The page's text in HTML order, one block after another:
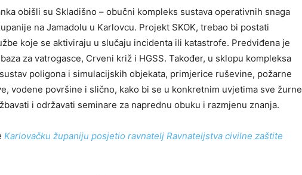
obišli su Skladišno – obučni kompleks sustava operativnih snaga
na Jamadolu u Karlovcu. Projekt SKOK, trebao bi postati
koje se aktiviraju u slučaju incidenta ili katastrofe. Predviđena je
za vatrogasce, Crveni križ i HGSS. Također, u sklopu kompleksa
poligona i simulacijskih objekata, primjerice ruševine, požarne
vodene površine i slično, kako bi se u konkretnim uvjetima sve žurne
i održavati seminare za naprednu obuku i razmjenu znanja.
Karlovačku županiju posjetio ravnatelj Ravnateljstva civilne zaštite